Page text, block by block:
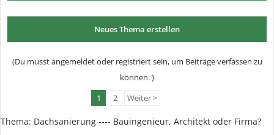
Neues Thema erstellen
(Du musst angemeldet oder registriert sein, um Beiträge verfassen zu
können. )
1
2 Weiter >
Thema: Dachsanierung ---- Bauingenieur, Architekt oder Firma?